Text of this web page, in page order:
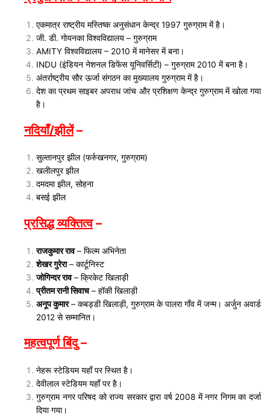
एकमात्र राष्ट्रीय मस्तिष्क अनुसंधान केन्द्र 1997 गुरुग्राम में है।
जी. डी. गोयनका विश्वविद्यालय – गुरुग्राम
AMITY विश्वविद्यालय – 2010 में मानेसर में बना।
INDU (इंडियन नेशनल डिफेंस यूनिवर्सिटी) – गुरुग्राम 2010 में बना है।
अंतर्राष्ट्रीय सौर ऊर्जा संगठन का मुख्यालय गुरुग्राम में है।
देश का प्रथम साइबर अपराध जांच और प्रशिक्षण केन्द्र गुरुग्राम में खोला गया
है।
नदियाँ/झीलें–
सुल्तानपुर झील (फर्रुखनगर, गुरुग्राम)
खलीलपुर झील
दमदमा झील, सोहना
बसई झील
प्रसिद्ध व्यक्तित्व–
राजकुमार राव– फिल्म अभिनेता
शेखर गुरेरा– कार्टूनिस्ट
जोगिन्दर राव– क्रिकेट खिलाड़ी
प्रीतम रानी सिवाच– हॉकी खिलाड़ी
अनूप कुमार– कबड्डी खिलाड़ी, गुरुग्राम के पालरा गाँव में जन्म। अर्जुन अवार्ड
2012 से सम्मानित।
महत्वपूर्ण बिंदु–
नेहरू स्टेडियम यहाँ पर स्थित है।
देवीलाल स्टेडियम यहाँ पर है।
गुरुग्राम नगर परिषद को राज्य सरकार द्वारा वर्ष 2008 में नगर निगम का दर्जा
दिया गया।